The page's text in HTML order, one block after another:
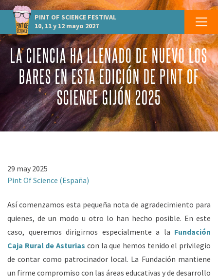
PINT OF SCIENCE FESTIVAL
10, 11 y 12 mayo 2027
LA CIENCIA HA LLENADO DE NUEVO LOS
BARES EN ESTA EDICIÓN DE PINT OF
SCIENCE GIJÓN 2025
29 may 2025
Pint Of Science (España)
Así comenzamos esta pequeña nota de agradecimiento para
quienes, de un modo u otro lo han hecho posible. En este
caso, queremos dirigirnos especialmente a la Fundación
Caja Rural de Asturias con la que hemos tenido el privilegio
de contar como patrocinador local. La Fundación mantiene
un firme compromiso con las áreas educativas y de desarrollo